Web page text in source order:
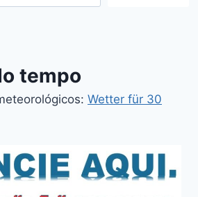
tempo
Wetter für 30